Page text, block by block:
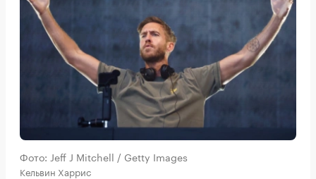
Фото: Jeff J Mitchell / Getty Images
Кельвин Харрис